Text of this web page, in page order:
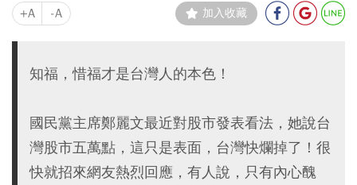
+A -A 加入收藏
知福，惜福才是台灣人的本色！
國民黨主席鄭麗文最近對股市發表看法，她說台
灣股市五萬點，這只是表面，台灣快爛掉了！很
快就招來網友熱烈回應，有人說，只有內心醜